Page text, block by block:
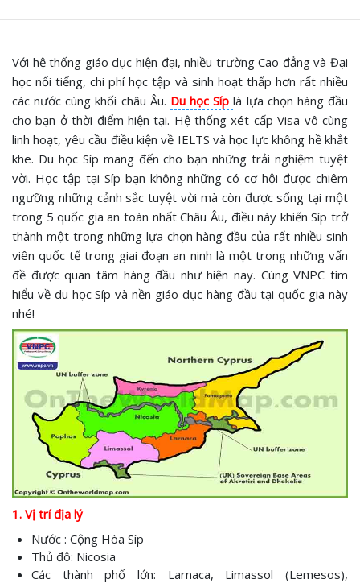
Với hệ thống giáo dục hiện đại, nhiều trường Cao đẳng và Đại
học nổi tiếng, chi phí học tập và sinh hoạt thấp hơn rất nhiều
các nước cùng khối châu Âu. Du học Síplà lựa chọn hàng đầu
cho bạn ở thời điểm hiện tại. Hệ thống xét cấp Visa vô cùng
linh hoạt, yêu cầu điều kiện về IELTS và học lực không hề khắt
khe. Du học Síp mang đến cho bạn những trải nghiệm tuyệt
vời. Học tập tại Síp bạn không những có cơ hội được chiêm
ngưỡng những cảnh sắc tuyệt vời mà còn được sống tại một
trong 5 quốc gia an toàn nhất Châu Âu, điều này khiến Síp trở
thành một trong những lựa chọn hàng đầu của rất nhiều sinh
viên quốc tế trong giai đoạn an ninh là một trong những vấn
đề được quan tâm hàng đầu như hiện nay. Cùng VNPC tìm
hiểu về du học Síp và nền giáo dục hàng đầu tại quốc gia này
nhé!
1. Vị trí địa lý
Nước : Cộng Hòa Síp
Thủ đô: Nicosia
Các thành phố lớn: Larnaca, Limassol (Lemesos),